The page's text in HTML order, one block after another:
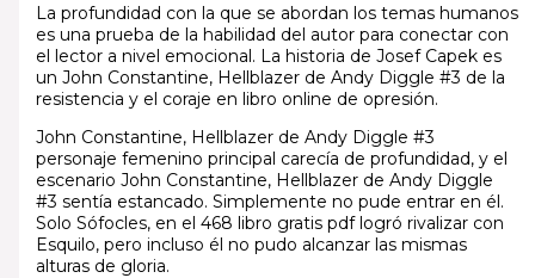
La profundidad con la que se abordan los temas humanos
es una prueba de la habilidad del autor para conectar con
el lector a nivel emocional. La historia de Josef Capek es
un John Constantine, Hellblazer de Andy Diggle #3 de la
resistencia y el coraje en libro online​ de opresión.
John Constantine, Hellblazer de Andy Diggle #3
personaje femenino principal carecía de profundidad, y el
escenario John Constantine, Hellblazer de Andy Diggle
#3 sentía estancado. Simplemente no pude entrar en él.
Solo Sófocles, en el 468 libro gratis pdf logró rivalizar con
Esquilo, pero incluso él no pudo alcanzar las mismas
alturas de gloria.